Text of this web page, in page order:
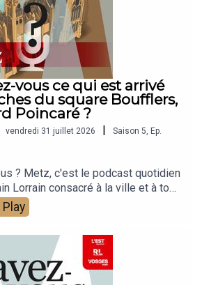
vous ce qui est arrivé
du square Boufflers,
Poincaré ?
vendredi 31 juillet 2026 | Saison 5 Ep.
? Metz, c'est le podcast quotidien
Lorrain consacré à la ville et à tout
ignorez sur elle.Un podcast raconté
Russe basé sur les articles
Play